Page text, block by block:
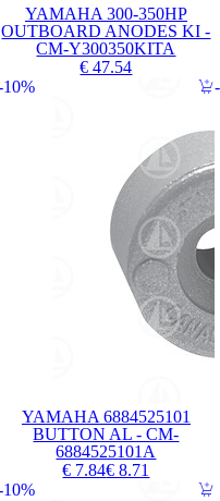
YAMAHA 300-350HP
OUTBOARD ANODES KI -
CM-Y300350KITA
€ 47.54
YAMAHA 6884525101
BUTTON AL - CM-
6884525101A
€ 7.84€ 8.71
10%
10%